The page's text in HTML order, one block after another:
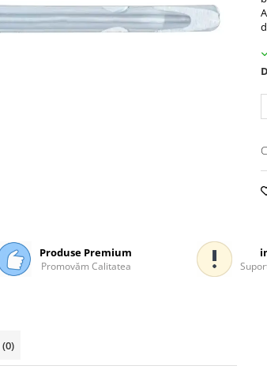
Produse Premium
Promovăm Calitatea
(0)